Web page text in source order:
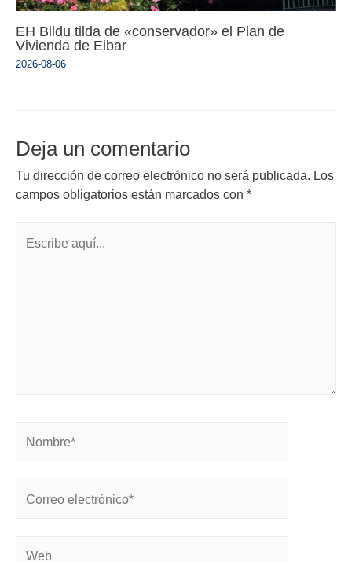
EH Bildu tilda de «conservador» el Plan de
Vivienda de Eibar
2026-08-06
Deja un comentario
Tu dirección de correo electrónico no será publicada. Los
campos obligatorios están marcados con *